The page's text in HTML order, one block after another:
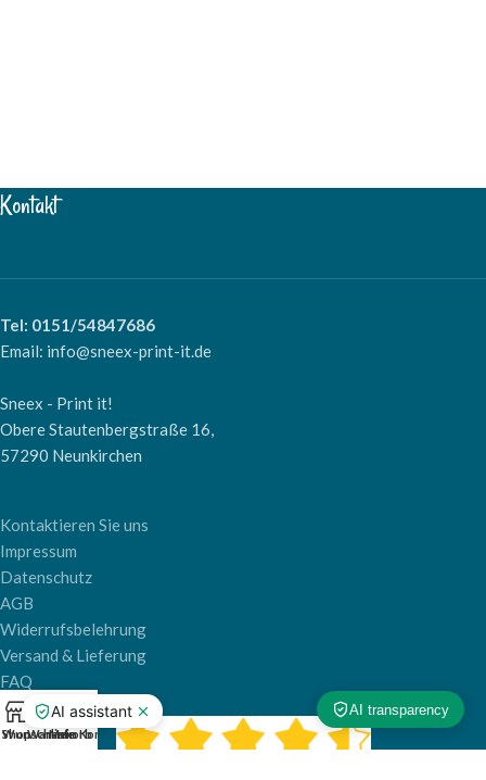
Kontakt
Tel: 0151/54847686
Email: info@sneex-print-it.de
Sneex - Print it!
Obere Stautenbergstraße 16,
57290 Neunkirchen
Kontaktieren Sie uns
Impressum
Datenschutz
AGB
Widerrufsbelehrung
Versand & Lieferung
FAQ
Shop
Wunschliste
0
Warenkorb
Mein Konto